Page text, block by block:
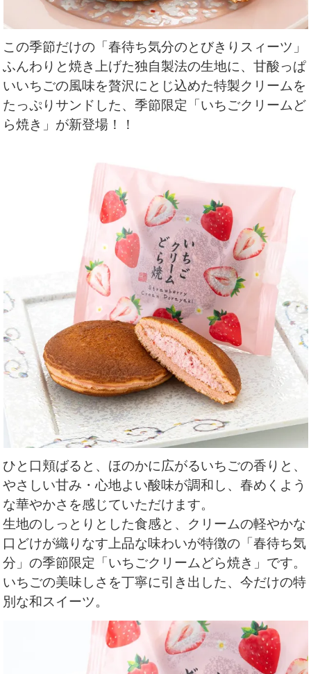
この季節だけの「春待ち気分のとびきりスィーツ」
ふんわりと焼き上げた独自製法の生地に、甘酸っぱ
いいちごの風味を贅沢にとじ込めた特製クリームを
たっぷりサンドした、季節限定「いちごクリームど
ら焼き」が新登場！
！
ひと口頬ばると、ほのかに広がるいちごの香りと、
やさしい甘み・心地よい酸味が調和し、春めくよう
な華やかさを感じていただけます。
生地のしっとりとした食感と、クリームの軽やかな
口どけが織りなす上品な味わいが特徴の「春待ち気
分」の季節限定「いちごクリームどら焼き」です。
いちごの美味しさを丁寧に引き出した、今だけの特
別な和スイーツ。